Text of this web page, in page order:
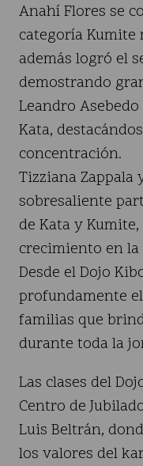
Anahí Flores se
categoría Kumite
además logró el
demostrando
Leandro
Kata,
concentración.
Tizziana Zappala
sobresaliente
de Kata y
crecimiento en
Desde el Dojo
profundamente
familias que
durante toda la
Las clases del
Centro de
Luis Beltrán,
los valores del